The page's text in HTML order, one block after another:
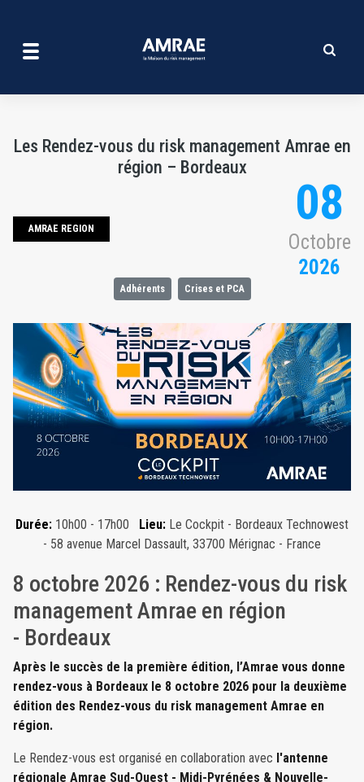
contenu
AMRAE REGION
Les Rendez-vous du risk management Amrae en
région – Bordeaux
08
Octobre
2026
Adhérents Crises et PCA
Durée: 10h00 - 17h00 Lieu: Le Cockpit - Bordeaux Technowest
- 58 avenue Marcel Dassault, 33700 Mérignac - France
8 octobre 2026 : Rendez-vous du risk
management Amrae en région
- Bordeaux
Après le succès de la première édition, l’Amrae vous donne
rendez-vous à Bordeaux le 8 octobre 2026 pour la deuxième
édition des Rendez-vous du risk management Amrae en
région.
Le Rendez-vous est organisé en collaboration avec l'antenne
régionale Amrae Sud-Ouest - Midi-Pyrénées & Nouvelle-